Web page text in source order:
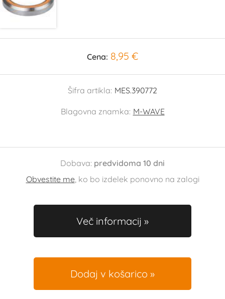
Cena: 8,95 €
Šifra artikla: MES.390772
Blagovna znamka: M-WAVE
Dobava: predvidoma 10 dni
Obvestite me, ko bo izdelek ponovno na zalogi
Več informacij
Dodaj v košarico